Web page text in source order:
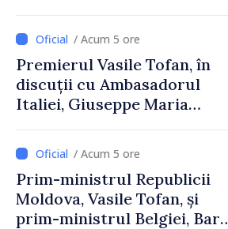
exporturi
/ Acum 5 ore
Premierul Vasile Tofan, în
discuții cu Ambasadorul
Italiei, Giuseppe Maria
/ Acum 5 ore
Prim-ministrul Republicii
Moldova, Vasile Tofan, și
prim-ministrul Belgiei, Bart